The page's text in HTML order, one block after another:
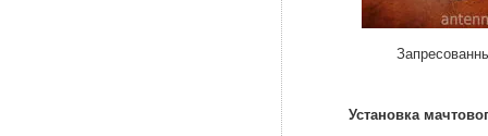
Запресованный
Установка